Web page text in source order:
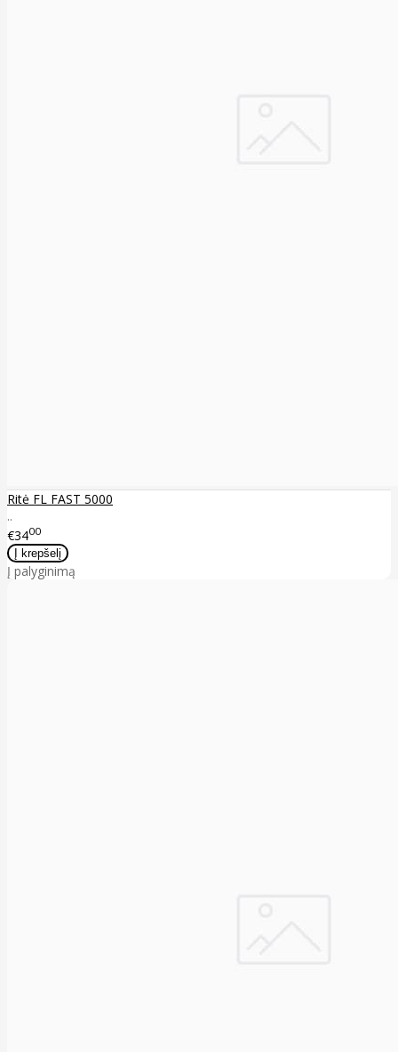
Ritė FL FAST 5000
..
€3400
Į palyginimą